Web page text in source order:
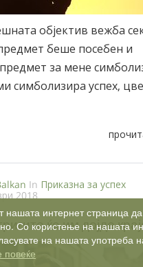
објектив вежба
беше посебен и
предмет за мене
симболизира успех,
In Приказна за успех
2018
ќе им дојде
нашата интернет страница да
Со користење на нашата
на нашата употреба
повеќе